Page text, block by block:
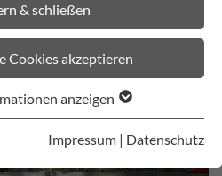
& schließen
Cookies akzeptieren
anzeigen
Impressum | Datenschutz